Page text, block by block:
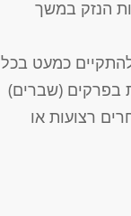
הנזק במשך
כמעט בכל
בפרקים (שברים)
רצועות או